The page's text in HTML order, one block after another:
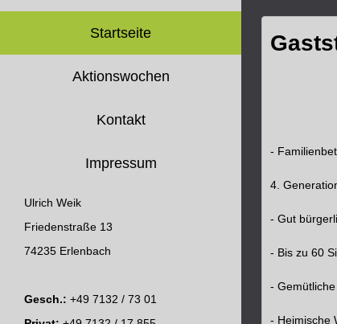
Startseite
Aktionswochen
Kontakt
Impressum
Ulrich Weik
Friedenstraße 13
74235 Erlenbach
Gesch.: +49 7132 / 73 01
-
4.
- Gut
- Bis zu 60
-
- Heimische